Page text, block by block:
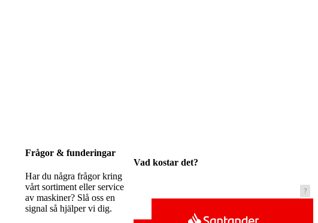
Vad kostar det?
Frågor & funderingar
Har du några frågor kring
vårt sortiment eller service
av maskiner? Slå oss en
signal så hjälper vi dig.